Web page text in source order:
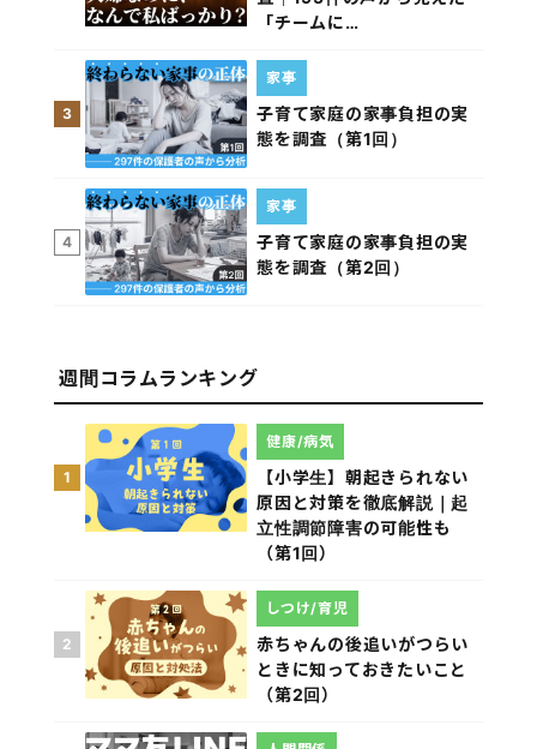
「チームに…
3
子育て家庭の家事負担の実
態を調査（第1回）
家事
4
子育て家庭の家事負担の実
態を調査（第2回）
家事
週間コラムランキング
1
【小学生】朝起きられない
原因と対策を徹底解説｜起
立性調節障害の可能性も
（第1回）
健康/病気
2
赤ちゃんの後追いがつらい
ときに知っておきたいこと
（第2回）
しつけ/育児